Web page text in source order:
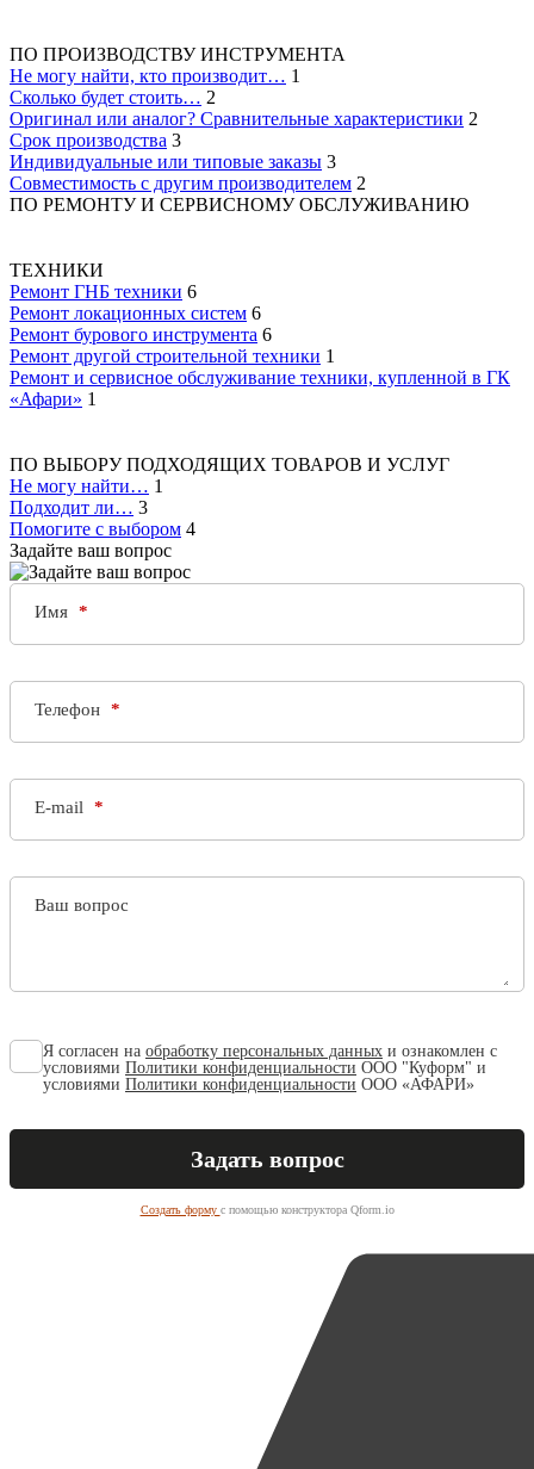
ПО ПРОИЗВОДСТВУ ИНСТРУМЕНТА
Не могу найти, кто производит… 1
Сколько будет стоить… 2
Оригинал или аналог? Сравнительные характеристики 2
Срок производства 3
Индивидуальные или типовые заказы 3
Совместимость с другим производителем 2
ПО РЕМОНТУ И СЕРВИСНОМУ ОБСЛУЖИВАНИЮ
ТЕХНИКИ
Ремонт ГНБ техники 6
Ремонт локационных систем 6
Ремонт бурового инструмента 6
Ремонт другой строительной техники 1
Ремонт и сервисное обслуживание техники, купленной в ГК
«Афари» 1
ПО ВЫБОРУ ПОДХОДЯЩИХ ТОВАРОВ И УСЛУГ
Не могу найти… 1
Подходит ли… 3
Помогите с выбором 4
Задайте ваш вопрос
Имя
Телефон
E-mail
Ваш вопрос
Я согласен на обработку персональных данных и ознакомлен с
условиями Политики конфиденциальности ООО "Куформ" и
условиями Политики конфиденциальности ООО «АФАРИ»
Создать форму с помощью конструктора Qform.io